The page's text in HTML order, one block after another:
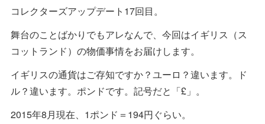
コレクターズアップデート17回目。
舞台のことばかりでもアレなんで、今回はイギリス（ス
コットランド）の物価事情をお届けします。
イギリスの通貨はご存知ですか？ユーロ？違います。ド
ル？違います。ポンドです。記号だと「£」。
2015年8月現在、1ポンド＝194円ぐらい。